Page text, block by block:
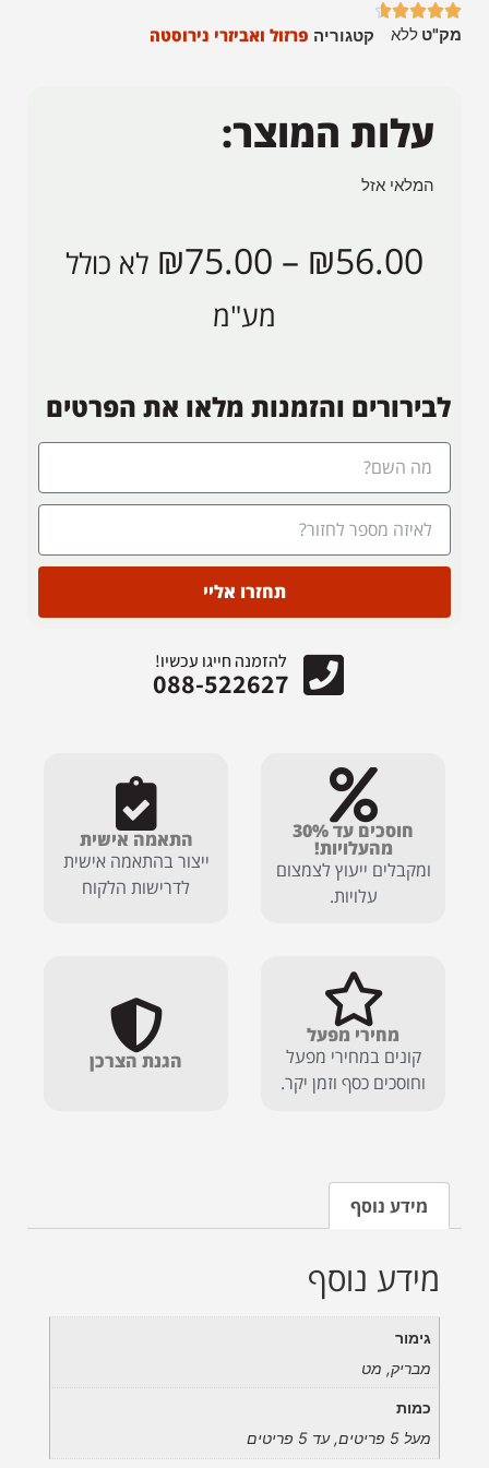





מק"ט ללא קטגוריה פרזול ואביזרי נירוסטה
עלות המוצר:
המלאי אזל
₪56.00
–
₪75.00
לא כולל
מע"מ
לבירורים והזמנות מלאו את הפרטים
תחזרו אליי
להזמנה חייגו עכשיו!
088-522627
חוסכים עד 30%
מהעלויות!
ומקבלים ייעוץ לצמצום
עלויות.
התאמה אישית
ייצור בהתאמה אישית
לדרישות הלקוח
מחירי מפעל
קונים במחירי מפעל
וחוסכים כסף וזמן יקר.
הגנת הצרכן
מידע נוסף
מידע נוסף
גימור
מבריק, מט
כמות
מעל 5 פריטים, עד 5 פריטים